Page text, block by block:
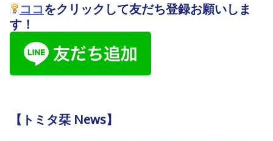
ココをクリックして友だち登録お願いしま
す！
【トミタ栞 News】